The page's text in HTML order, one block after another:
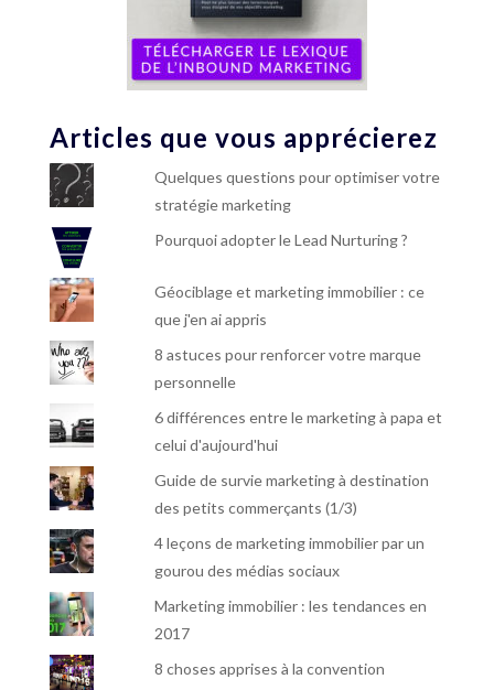
Articles que vous apprécierez
Quelques questions pour optimiser votre
stratégie marketing
Pourquoi adopter le Lead Nurturing ?
Géociblage et marketing immobilier : ce
que j'en ai appris
8 astuces pour renforcer votre marque
personnelle
6 différences entre le marketing à papa et
celui d'aujourd'hui
Guide de survie marketing à destination
des petits commerçants (1/3)
4 leçons de marketing immobilier par un
gourou des médias sociaux
Marketing immobilier : les tendances en
2017
8 choses apprises à la convention